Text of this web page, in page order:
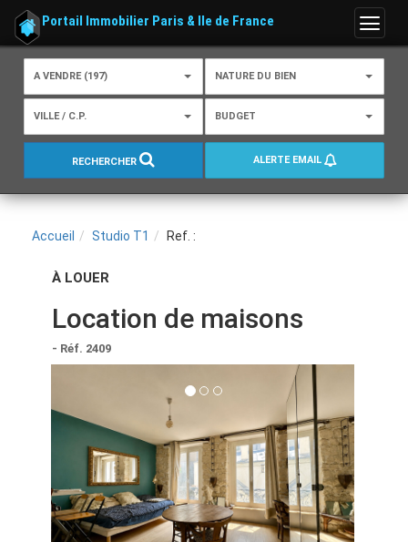
Menu
Portail Immobilier Paris & Ile de France
A VENDRE (197) NATURE DU BIEN
VILLE / C.P. BUDGET
RECHERCHER ALERTE EMAIL
Accueil Studio T1 Ref. :
À LOUER
Location de maisons
- Réf. 2409